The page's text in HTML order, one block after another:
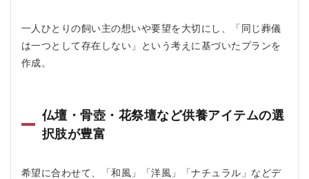
ランシ
エル)の
良い口
CIEL(グ
ランシ
エル)の
一人ひとりの飼い主の想いや要望を大切にし、「同じ葬儀
は一つとして存在しない」という考えに基づいたプランを
作成。
仏壇・骨壺・花祭壇など供養アイテムの選
択肢が豊富
希望に合わせて、「和風」「洋風」「ナチュラル」などデ